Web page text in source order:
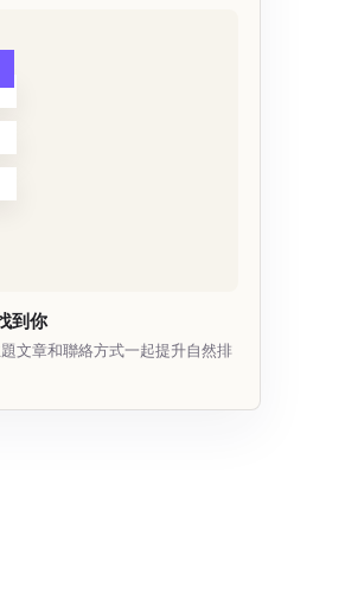
到你
文章和聯絡方式一起提升自然排